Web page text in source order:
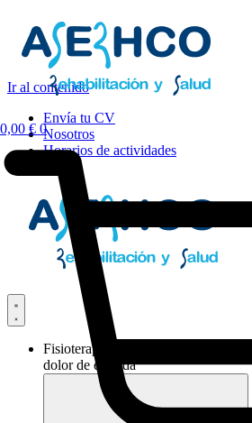
Ir al contenido
Envía tu CV
Nosotros
Horarios de actividades
Fisioterapia y
dolor de espalda
0,00 € 0